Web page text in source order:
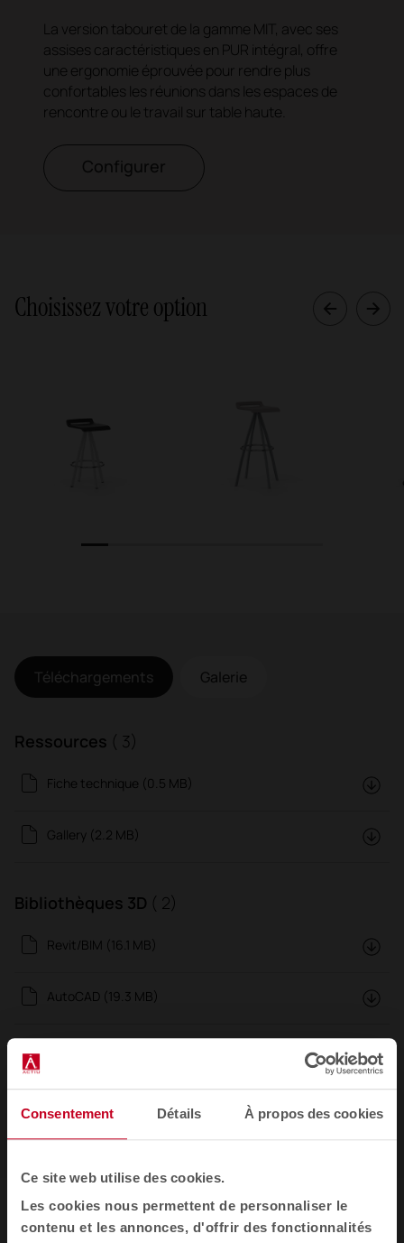
Consentement Détails À propos des cookies
Ce site web utilise des cookies.
Les cookies nous permettent de personnaliser le
contenu et les annonces, d'offrir des fonctionnalités
La version tabouret de la gamme MIT, avec ses
assises caractéristiques en PUR intégral, offre
une ergonomie éprouvée pour rendre plus
confortables les réunions dans les espaces de
rencontre ou le travail sur table haute.
Configurer
Choisissez votre option
Téléchargements Galerie
Ressources ( 3)
Fiche technique (0.5 MB)
Gallery (2.2 MB)
Bibliothèques 3D ( 2)
Revit/BIM (16.1 MB)
AutoCAD (19.3 MB)
Certificats
UNE-EN 15373:2007 (0.5 MB)
Design